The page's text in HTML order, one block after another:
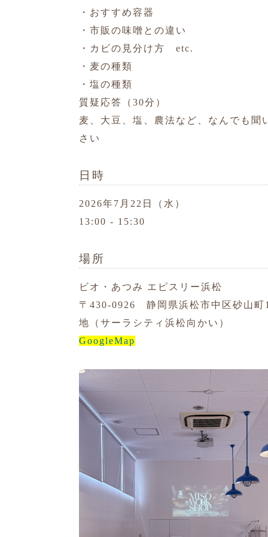
・おすすめ容器
・市販の味噌との違い
・カビの見分け方 etc.
・麦の種類
・塩の種類
質疑応答（30分）
麦、大豆、塩、農法など、なんでも聞
さい
日時
2026年7月22日（水）
13:00 - 15:30
場所
ビオ・あつみ エピスリー浜松
〒430-0926 静岡県浜松市中区砂山町
地（サーラシティ浜松向かい）
GoogleMap